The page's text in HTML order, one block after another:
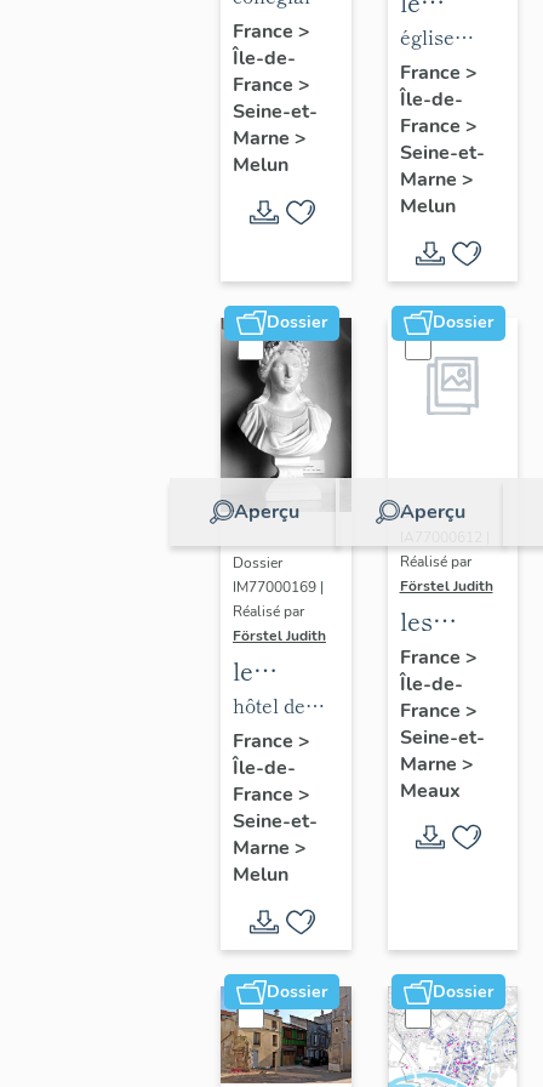
de la
collégiale
Notre-
Dame
Notre-
Dame
France >
Île-de-
France >
Seine-et-
Marne >
Melun
mobilier
de
l'église
Saint-
Aspais
église
paroissiale
Saint-
Aspais
France >
Île-de-
France >
Seine-et-
Marne >
Melun
Dossier
Aperçu
Dossier
IM77000169 |
Réalisé par
Förstel Judith
le
mobilier
de l'hôtel
de ville
hôtel de
ville
France >
Île-de-
France >
Seine-et-
Marne >
Melun
Dossier
Aperçu
Dossier
Réalisé par
Förstel Judith
les
maisons
et
immeubles
de
Meaux
France >
Île-de-
France >
Seine-et-
Marne >
Meaux
Dossier Dossier